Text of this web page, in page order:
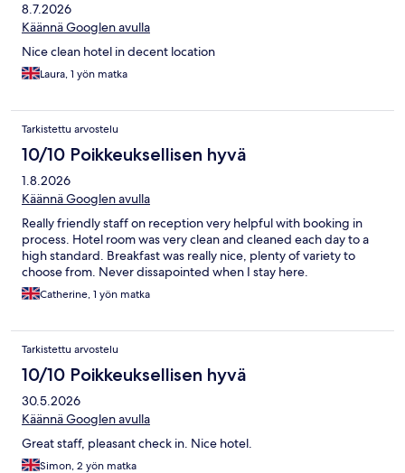
8.7.2026
Käännä Googlen avulla
Nice clean hotel in decent location
Laura, 1 yön matka
Tarkistettu arvostelu
10/10 Poikkeuksellisen hyvä
1.8.2026
Käännä Googlen avulla
Really friendly staff on reception very helpful with booking in
process. Hotel room was very clean and cleaned each day to a
high standard. Breakfast was really nice, plenty of variety to
choose from. Never dissapointed when I stay here.
Catherine, 1 yön matka
Tarkistettu arvostelu
10/10 Poikkeuksellisen hyvä
30.5.2026
Käännä Googlen avulla
Great staff, pleasant check in. Nice hotel.
Simon, 2 yön matka